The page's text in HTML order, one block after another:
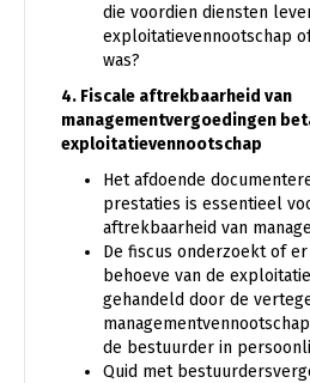
die voordien diensten
exploitatievennootschap
was?
4. Fiscale aftrekbaarheid van
managementvergoedingen
exploitatievennootschap
Het afdoende
prestaties is essentieel
aftrekbaarheid van
De fiscus onderzoekt of
behoeve van de
gehandeld door de
de bestuurder in
Quid met